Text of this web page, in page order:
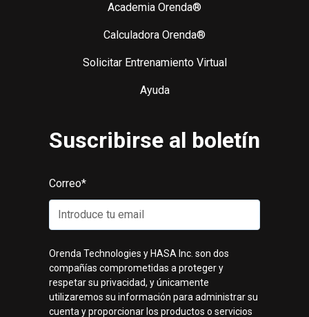
Academia Orenda®
Calculadora Orenda®
Solicitar Entrenamiento Virtual
Ayuda
Suscribirse al boletín
Correo*
Orenda Technologies y HASA Inc. son dos
compañías comprometidas a proteger y
respetar su privacidad, y únicamente
utilizaremos su información para administrar su
cuenta y proporcionar los productos o servicios